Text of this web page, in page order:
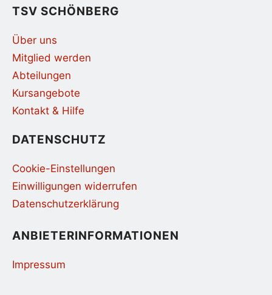
TSV SCHÖNBERG
Über uns
Mitglied werden
Abteilungen
Kursangebote
Kontakt & Hilfe
DATENSCHUTZ
Cookie-Einstellungen
Einwilligungen widerrufen
Datenschutzerklärung
ANBIETERINFORMATIONEN
Impressum